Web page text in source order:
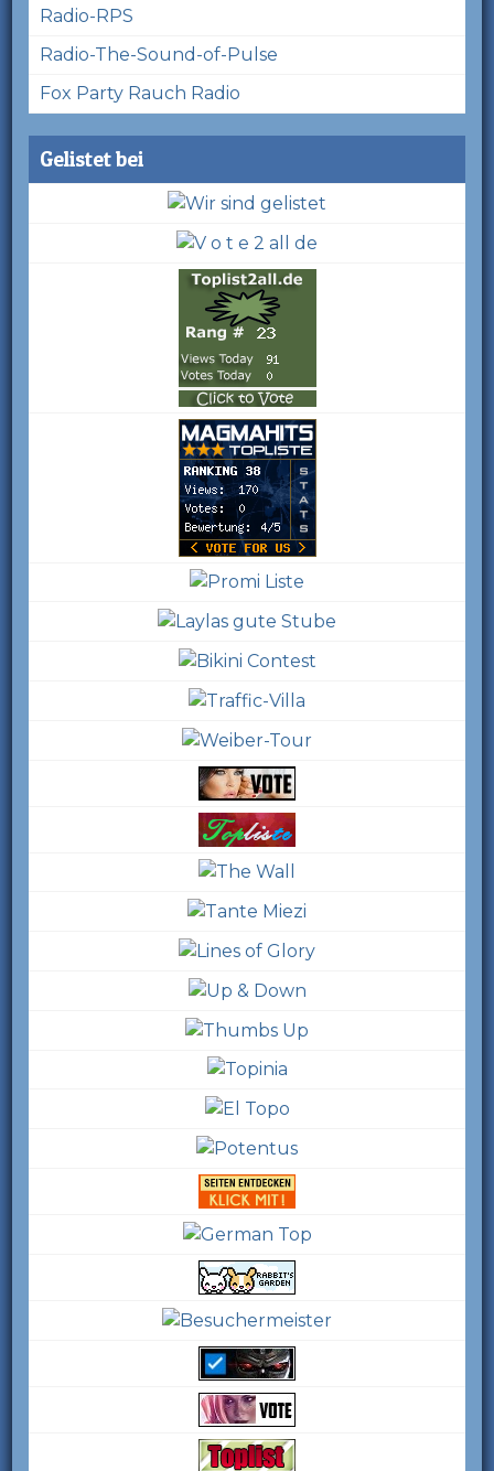
Radio-RPS
Radio-The-Sound-of-Pulse
Fox Party Rauch Radio
Gelistet bei